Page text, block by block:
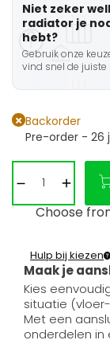
Niet zeker
radiator je
hebt?
Gebruik onze
vind snel de juiste
Backorder
Pre-order - 26
Choose
Maak je
Hulp bij kiezen
Kies
situatie
Met een
onderdelen in